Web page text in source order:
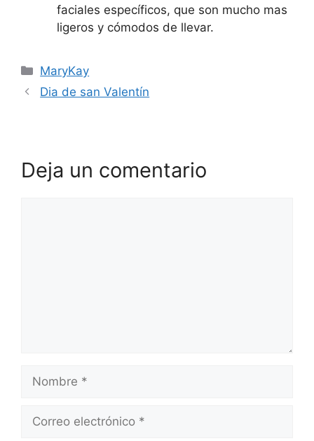
faciales específicos, que son mucho mas
ligeros y cómodos de llevar.
Categorías
MaryKay
Dia de san Valentín
Deja un comentario
electrónico